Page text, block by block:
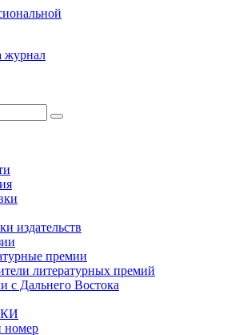
журнал
издательств
премии
литературных премий
с Дальнего Востока
КИ